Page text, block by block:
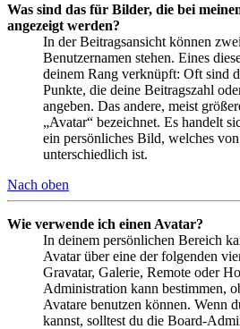
Was sind das für Bilder, die bei
angezeigt werden?
In der Beitragsansicht können
Benutzernamen stehen. Eines
deinem Rang verknüpft: Oft sind
Punkte, die deine Beitragszahl
angeben. Das andere, meist
„Avatar“ bezeichnet. Es handelt
ein persönliches Bild, welches
unterschiedlich ist.
Nach oben
Wie verwende ich einen Avatar?
In deinem persönlichen Bereich
Avatar über eine der folgenden
Gravatar, Galerie, Remote oder
Administration kann bestimmen,
Avatare benutzen können. Wenn
kannst, solltest du die Board-